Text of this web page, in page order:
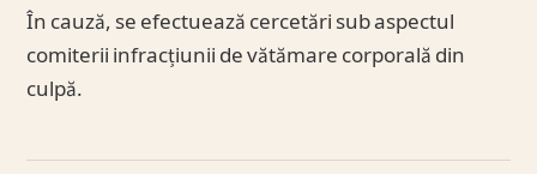
În cauză, se efectuează cercetări sub aspectul
comiterii infracțiunii de vătămare corporală din
culpă.